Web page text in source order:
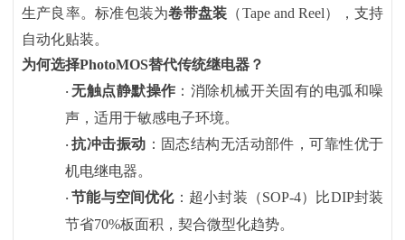
生产良率。标准包装为卷带盘装 （Tape and Reel），支持
自动化贴装。
为何选择PhotoMOS替代传统继电器？
·无触点静默操作 ：消除机械开关固有的电弧和噪
声，适用于敏感电子环境。
·抗冲击振动 ：固态结构无活动部件，可靠性优于
机电继电器。
· 节能与空间优化：超小封装（SOP-4）比DIP封装
节省70%板面积，契合微型化趋势。